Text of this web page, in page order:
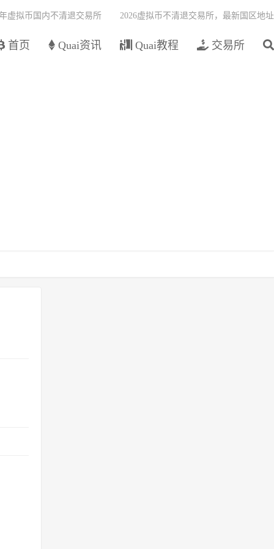
首页 Quai资讯 Quai教程 交易所
虚拟币国内不清退交易所 2026虚拟币不清退交易所，最新国区地址